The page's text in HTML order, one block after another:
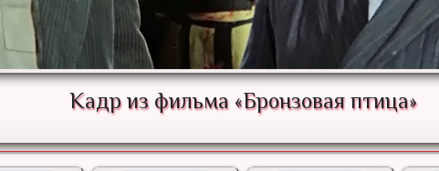
Кадр из фильма «Бронзовая птица»